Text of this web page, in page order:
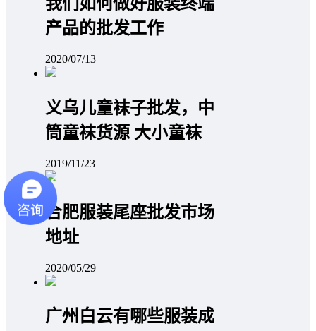
产品的批发工作
2020/07/13
义乌儿童袜子批发，中
筒童袜货源 大小童袜
2019/11/23
合肥服装尾座批发市场
地址
2020/05/29
广州白云有哪些服装成